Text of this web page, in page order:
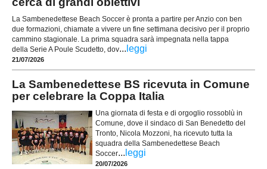
La Sambenedettese Beach Soccer è pronta a partire per Anzio con ben
due formazioni, chiamate a vivere un fine settimana decisivo per il proprio
cammino stagionale. La prima squadra sarà impegnata nella tappa
della Serie A Poule Scudetto, dov... leggi
21/07/2026
La Sambenedettese BS ricevuta in Comune
per celebrare la Coppa Italia
Una giornata di festa e di orgoglio rossoblù in
Comune, dove il sindaco di San Benedetto del
Tronto, Nicola Mozzoni, ha ricevuto tutta la
squadra della Sambenedettese Beach
Soccer... leggi
20/07/2026